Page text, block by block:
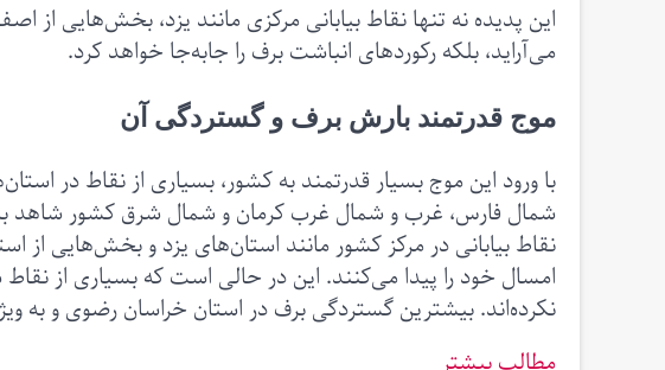
این پدیده نه تنها نقاط بیابانی مرکزی مانند یزد، بخش‌هایی از
می‌آراید، بلکه رکوردهای انباشت برف را جابه‌جا خواهد کرد.
موج قدرتمند بارش برف و گستردگی آن
با ورود این موج بسیار قدرتمند به کشور، بسیاری از نقاط در
شمال فارس، غرب و شمال غرب کرمان و شمال شرق کشور شاهد
نقاط بیابانی در مرکز کشور مانند استان‌های یزد و بخش‌هایی
امسال خود را پیدا می‌کنند. این در حالی است که بسیاری از
نکرده‌اند. بیشترین گستردگی برف در استان خراسان رضوی و